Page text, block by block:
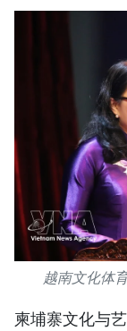
越南文化体
柬埔寨文化与